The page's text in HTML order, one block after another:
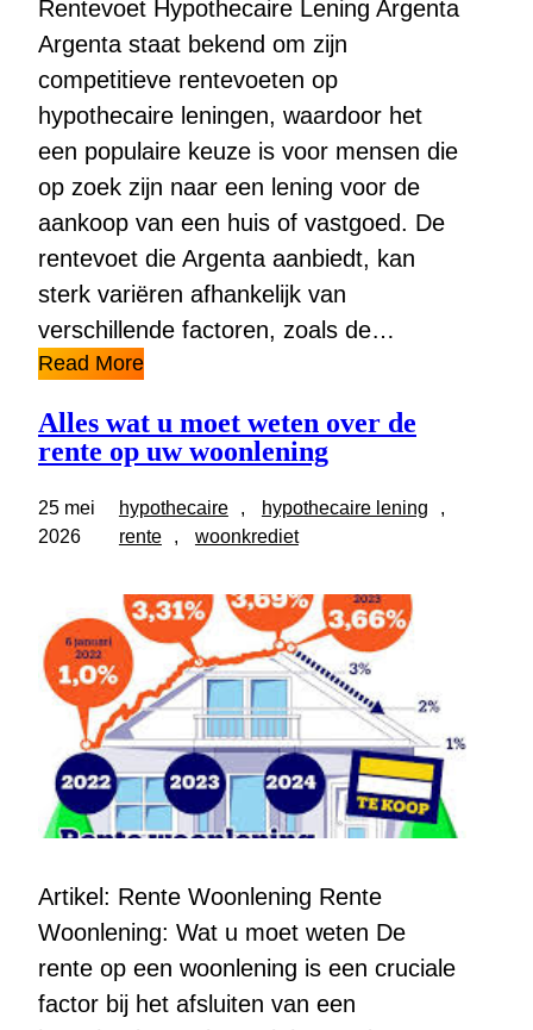
Rentevoet Hypothecaire Lening Argenta
Argenta staat bekend om zijn
competitieve rentevoeten op
hypothecaire leningen, waardoor het
een populaire keuze is voor mensen die
op zoek zijn naar een lening voor de
aankoop van een huis of vastgoed. De
rentevoet die Argenta aanbiedt, kan
sterk variëren afhankelijk van
verschillende factoren, zoals de…
Read More
Alles wat u moet weten over de
rente op uw woonlening
25 mei
2026
hypothecaire , hypothecaire lening
rente
, woonkrediet
Artikel: Rente Woonlening Rente
Woonlening: Wat u moet weten De
rente op een woonlening is een cruciale
factor bij het afsluiten van een